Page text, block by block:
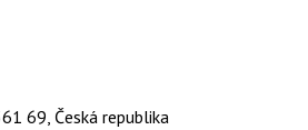
69, Česká republika